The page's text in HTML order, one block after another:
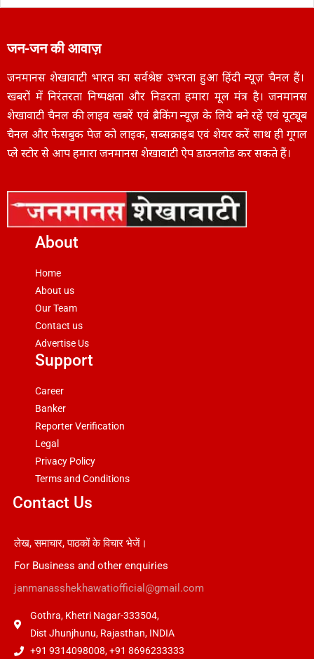
जन-जन की आवाज़
जनमानस शेखावाटी भारत का सर्वश्रेष्ठ उभरता हुआ हिंदी न्यूज़ चैनल हैं।
खबरों में निरंतरता निष्पक्षता और निडरता हमारा मूल मंत्र है। जनमानस
शेखावाटी चैनल की लाइव खबरें एवं ब्रैकिंग न्यूज़ के लिये बने रहें एवं यूट्यूब
चैनल और फेसबुक पेज को लाइक, सब्सक्राइब एवं शेयर करें साथ ही गूगल
प्ले स्टोर से आप हमारा जनमानस शेखावाटी ऐप डाउनलोड कर सकते हैं।
About
Home
About us
Our Team
Contact us
Advertise Us
Support
Career
Banker
Reporter Verification
Legal
Privacy Policy
Terms and Conditions
Contact Us
लेख, समाचार, पाठकों के विचार भेजें।
For Business and other enquiries
janmanasshekhawatiofficial@gmail.com
Gothra, Khetri Nagar-333504,
Dist Jhunjhunu, Rajasthan, INDIA
+91 9314098008, +91 8696233333